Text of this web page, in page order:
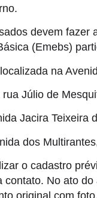
devem
(Emebs)
na
Júlio de
Jacira Teixeira
dos
o cadastro
contato. No ato